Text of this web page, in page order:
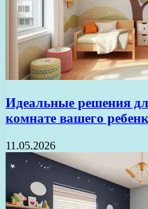
Идеальные решения
комнате вашего
11.05.2026